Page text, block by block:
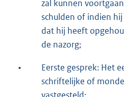
zal kunnen
schulden of indien
dat hij heeft
de nazorg;
•
Eerste gesprek: Het
schriftelijke of